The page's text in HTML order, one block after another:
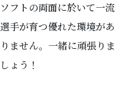
ソフトの両面に於いて一流
選手が育つ優れた環境があ
りません。一緒に頑張りま
しょう！